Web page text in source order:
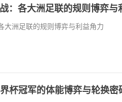
：各大洲足联的规则博弈与
大洲足联的规则博弈与利益角力
杯冠军的体能博弈与轮换密